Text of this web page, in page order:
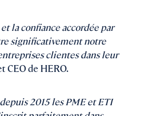
la confiance accordée par
significativement notre
clientes dans leur
CEO de HERO.
2015 les PME et ETI